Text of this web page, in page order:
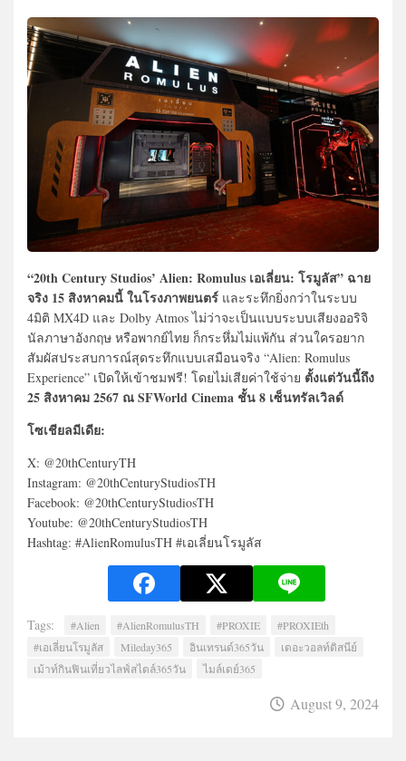
“20th Century Studios’ Alien: Romulus เอเลี่ยน: โรมูลัส” ฉาย
จริง 15 สิงหาคมนี้ ในโรงภาพยนตร์ และระทึกยิ่งกว่าในระบบ
4มิติ MX4D และ Dolby Atmos ไม่ว่าจะเป็นแบบระบบเสียงออริจิ
นัลภาษาอังกฤษ หรือพากย์ไทย ก็กระหึ่มไม่แพ้กัน ส่วนใครอยาก
สัมผัสประสบการณ์สุดระทึกแบบเสมือนจริง “Alien: Romulus
Experience” เปิดให้เข้าชมฟรี! โดยไม่เสียค่าใช้จ่าย ตั้งแต่วันนี้ถึง
25 สิงหาคม 2567 ณ SFWorld Cinema ชั้น 8 เซ็นทรัลเวิลด์
โซเชียลมีเดีย:
X: @20thCenturyTH
Instagram: @20thCenturyStudiosTH
Facebook: @20thCenturyStudiosTH
Youtube: @20thCenturyStudiosTH
Hashtag: #AlienRomulusTH #เอเลี่ยนโรมูลัส
Tags: #Alien #AlienRomulusTH #PROXIE
#PROXIEth
#เอเลี่ยนโรมูลัส
Mileday365 อินเทรนด์365วัน
เดอะวอลท์ดิสนีย์
เม้าท์กินฟินเที่ยวไลฟ์สไตล์365วัน
ไมล์เดย์365
August 9, 2024